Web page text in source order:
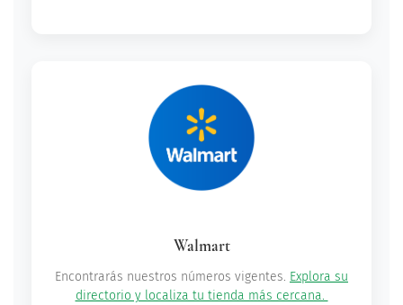
Walmart
Encontrarás nuestros números vigentes. Explora su
directorio y localiza tu tienda más cercana.